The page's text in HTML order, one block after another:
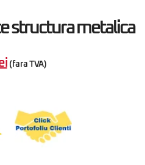
structura metalica
(fara TVA)